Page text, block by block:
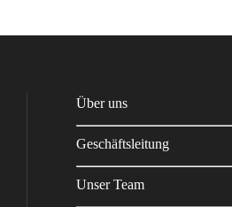
Über uns
Geschäftsleitung
Unser Team